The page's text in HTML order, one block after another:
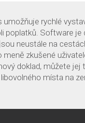
rychlé
poplatků. Software
neustále na
zkušené
doklad, můžete
místa na